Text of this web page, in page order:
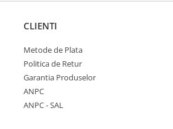
CLIENTI
Metode de Plata
Politica de Retur
Garantia Produselor
ANPC
ANPC - SAL